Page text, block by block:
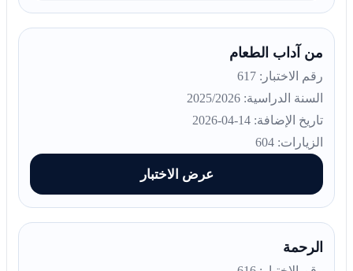
من آداب الطعام
رقم الاختبار: 617
السنة الدراسية: 2025/2026
تاريخ الإضافة: 14-04-2026
الزيارات: 604
عرض الاختبار
الرحمة